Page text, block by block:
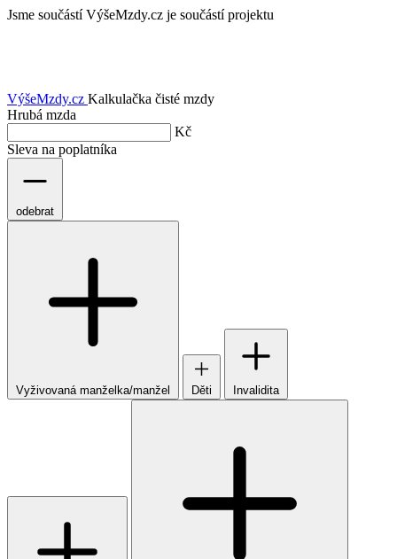
Jsme součástí VýšeMzdy.cz je součástí projektu
VýšeMzdy.cz Kalkulačka čisté mzdy
Hrubá mzda
Kč
Sleva na poplatníka
odebrat
Vyživovaná manželka/manžel Děti Invalidita